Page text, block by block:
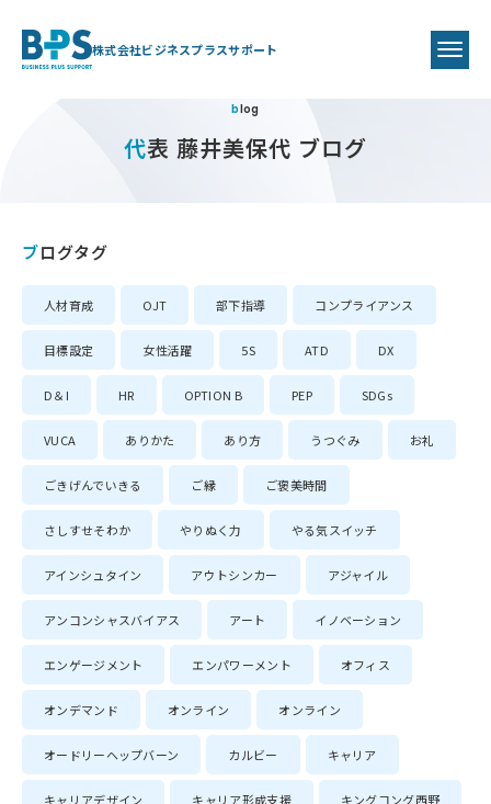
株式会社ビジネスプラスサポート
blog
代表 藤井美保代 ブログ
ブログタグ
人材育成 OJT 部下指導 コンプライアンス
目標設定 女性活躍 5S ATD DX
D＆I HR OPTION B PEP SDGs
VUCA ありかた あり方 うつぐみ お礼
ごきげんでいきる ご縁 ご褒美時間
さしすせそわか やりぬく力 やる気スイッチ
アインシュタイン アウトシンカー アジャイル
アンコンシャスバイアス アート イノベーション
エンゲージメント エンパワーメント オフィス
オンデマンド オンライン オンライン
オードリーヘップバーン カルビー キャリア
キャリアデザイン キャリア形成支援 キングコング西野